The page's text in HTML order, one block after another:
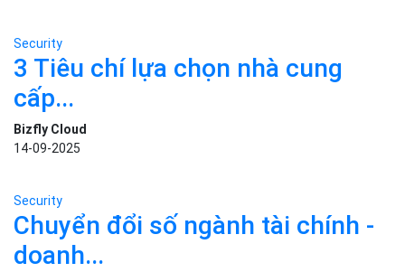
Security
3 Tiêu chí lựa chọn nhà cung
cấp...
Bizfly Cloud
14-09-2025
Security
Chuyển đổi số ngành tài chính -
doanh...